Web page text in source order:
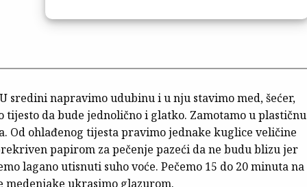
sredini napravimo udubinu i u nju stavimo med, šećer,
tijesto da bude jednolično i glatko. Zamotamo u plastičnu
Od ohlađenog tijesta pravimo jednake kuglice veličine
papirom za pečenje pazeći da ne budu blizu jer
lagano utisnuti suho voće. Pečemo 15 do 20 minuta na
medenjake ukrasimo glazurom.